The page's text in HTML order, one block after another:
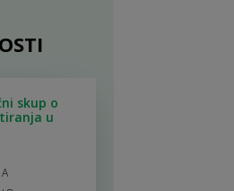
skup o
u